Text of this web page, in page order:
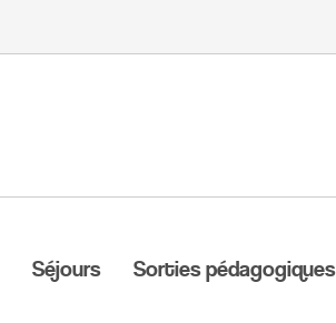
Séjours Sorties pédagogiques